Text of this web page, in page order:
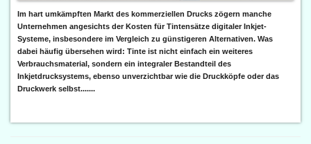
Im hart umkämpften Markt des kommerziellen Drucks zögern manche
Unternehmen angesichts der Kosten für Tintensätze digitaler Inkjet-
Systeme, insbesondere im Vergleich zu günstigeren Alternativen. Was
dabei häufig übersehen wird: Tinte ist nicht einfach ein weiteres
Verbrauchsmaterial, sondern ein integraler Bestandteil des
Inkjetdrucksystems, ebenso unverzichtbar wie die Druckköpfe oder das
Druckwerk selbst.......